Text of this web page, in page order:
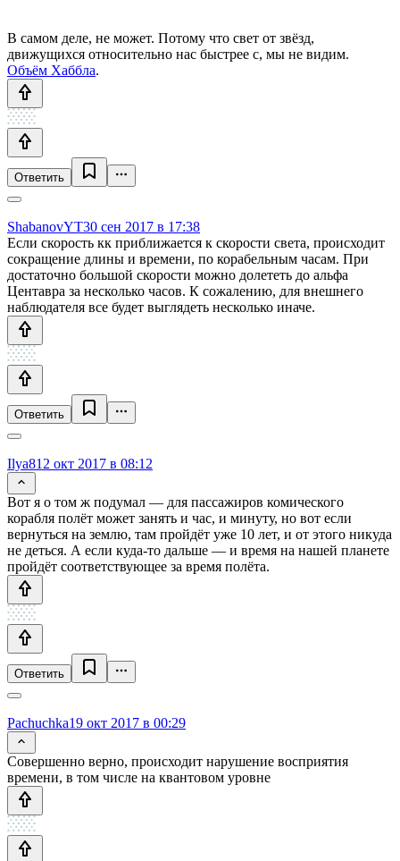
В самом деле, не может. Потому что свет от звёзд,
движущихся относительно нас быстрее c, мы не видим.
Объём Хаббла.
Ответить
ShabanovYT30 сен 2017 в 17:38
Если скорость кк приближается к скорости света, происходит
сокращение длины и времени, по корабельным часам. При
достаточно большой скорости можно долететь до альфа
Центавра за несколько часов. К сожалению, для внешнего
наблюдателя все будет выглядеть несколько иначе.
Ответить
Ilya81 2 окт 2017 в 08:12
Вот я о том ж подумал — для пассажиров комического
корабля полёт может занять и час, и минуту, но вот если
вернуться на землю, там пройдёт уже 10 лет, и от этого никуда
не деться. А если куда-то дальше — и время на нашей планете
пройдёт соответствующее за время полёта.
Ответить
Pachuchka19 окт 2017 в 00:29
Совершенно верно, происходит нарушение восприятия
времени, в том числе на квантовом уровне